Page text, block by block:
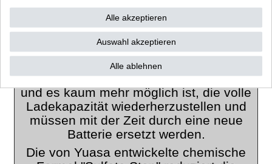
Batterien eine kristallartige Substanz, die
sich
auf den Bleiplatten niederschlägt.
Diese "Verschwefelung" hat zur Folge,
dass die Ladekapazität stark abnimmt
und es kaum mehr möglich ist, die volle
Ladekapazität wiederherzustellen und
müssen mit der Zeit durch eine neue
Batterie ersetzt werden.
Die von Yuasa entwickelte chemische
Alle akzeptieren
Auswahl akzeptieren
Alle ablehnen